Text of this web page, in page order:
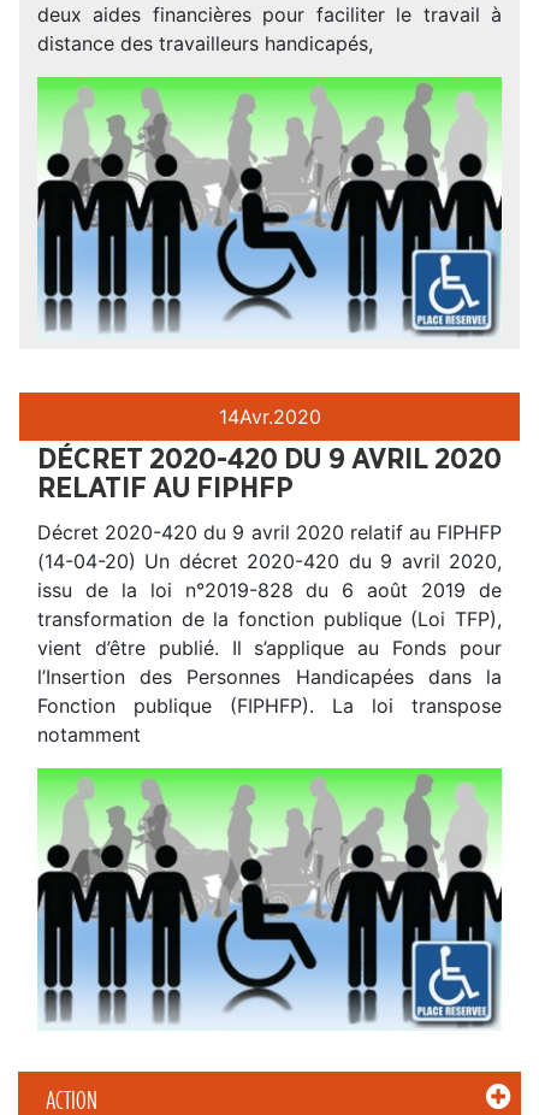
ACTION
deux aides financières pour faciliter le travail à
distance des travailleurs handicapés,
14Avr.2020
DÉCRET 2020-420 DU 9 AVRIL 2020
RELATIF AU FIPHFP
Décret 2020-420 du 9 avril 2020 relatif au FIPHFP
(14-04-20) Un décret 2020-420 du 9 avril 2020,
issu de la loi n°2019-828 du 6 août 2019 de
transformation de la fonction publique (Loi TFP),
vient d’être publié. Il s’applique au Fonds pour
l’Insertion des Personnes Handicapées dans la
Fonction publique (FIPHFP). La loi transpose
notamment